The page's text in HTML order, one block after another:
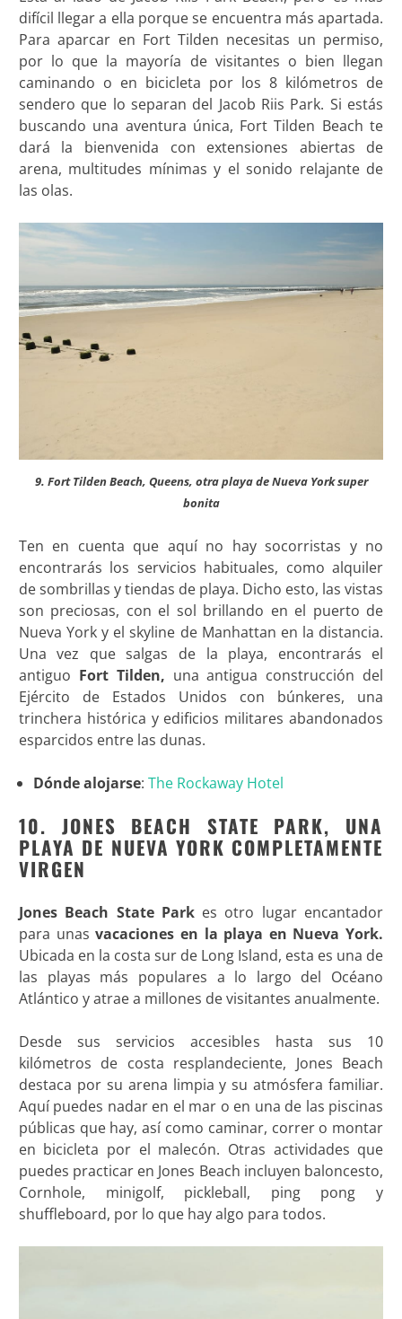
difícil llegar a ella porque se encuentra más apartada.
Para aparcar en Fort Tilden necesitas un permiso,
por lo que la mayoría de visitantes o bien llegan
caminando o en bicicleta por los 8 kilómetros de
sendero que lo separan del Jacob Riis Park. Si estás
buscando una aventura única, Fort Tilden Beach te
dará la bienvenida con extensiones abiertas de
arena, multitudes mínimas y el sonido relajante de
las olas.
9. Fort Tilden Beach, Queens, otra playa de Nueva York super
bonita
Ten en cuenta que aquí no hay socorristas y no
encontrarás los servicios habituales, como alquiler
de sombrillas y tiendas de playa. Dicho esto, las vistas
son preciosas, con el sol brillando en el puerto de
Nueva York y el skyline de Manhattan en la distancia.
Una vez que salgas de la playa, encontrarás el
antiguo Fort Tilden, una antigua construcción del
Ejército de Estados Unidos con búnkeres, una
trinchera histórica y edificios militares abandonados
esparcidos entre las dunas.
Dónde alojarse: The Rockaway Hotel
10. JONES BEACH STATE PARK, UNA
PLAYA DE NUEVA YORK COMPLETAMENTE
VIRGEN
Jones Beach State Park es otro lugar encantador
para unasvacaciones en la playa en Nueva York.
Ubicada en la costa sur de Long Island, esta es una de
las playas más populares a lo largo del Océano
Atlántico y atrae a millones de visitantes anualmente.
Desde sus servicios accesibles hasta sus 10
kilómetros de costa resplandeciente, Jones Beach
destaca por su arena limpia y su atmósfera familiar.
Aquí puedes nadar en el mar o en una de las piscinas
públicas que hay, así como caminar, correr o montar
en bicicleta por el malecón. Otras actividades que
puedes practicar en Jones Beach incluyen baloncesto,
Cornhole, minigolf, pickleball, ping pong y
shuffleboard, por lo que hay algo para todos.